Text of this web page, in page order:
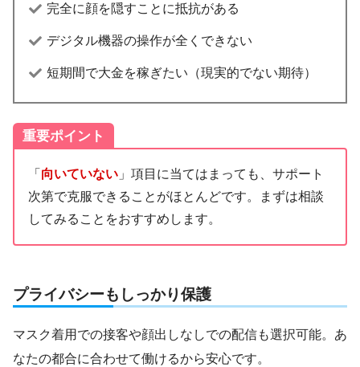
完全に顔を隠すことに抵抗がある
デジタル機器の操作が全くできない
短期間で大金を稼ぎたい（現実的でない期待）
重要ポイント
「 向いていない 」項目に当てはまっても、サポート
次第で克服できることがほとんどです。まずは相談
してみることをおすすめします。
プライバシーもしっかり保護
マスク着用での接客や顔出しなしでの配信も選択可能。あ
なたの都合に合わせて働けるから安心です。